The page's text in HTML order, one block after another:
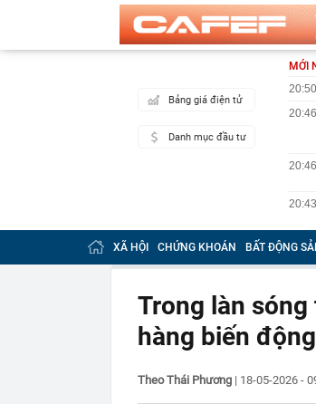
Bảng giá điện tử
Danh mục đầu tư
MỚI
20:50
20:46
20:46
20:43
20:42
20:40
20:31
XÃ HỘI CHỨNG KHOÁN BẤT ĐỘNG
Trong làn
hàng biến
Theo Thái Phương | 18-05-2026 -